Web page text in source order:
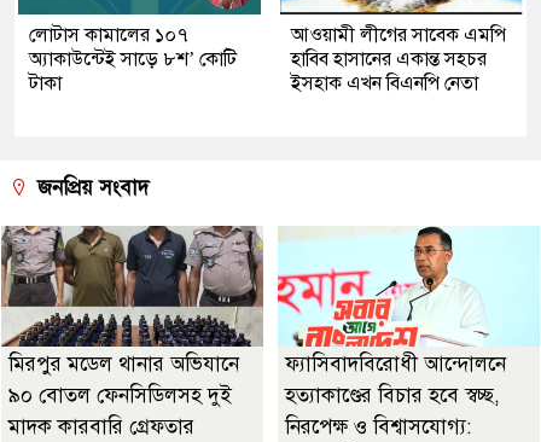
লোটাস কামালের ১০৭
অ্যাকাউন্টেই সাড়ে ৮শ’ কোটি
টাকা
আওয়ামী লীগের সাবেক এমপি
হাবিব হাসানের একান্ত সহচর
ইসহাক এখন বিএনপি নেতা
জনপ্রিয় সংবাদ
মিরপুর মডেল থানার অভিযানে
৯০ বোতল ফেনসিডিলসহ দুই
মাদক কারবারি গ্রেফতার
ফ্যাসিবাদবিরোধী আন্দোলনে
হত্যাকাণ্ডের বিচার হবে স্বচ্ছ,
নিরপেক্ষ ও বিশ্বাসযোগ্য: